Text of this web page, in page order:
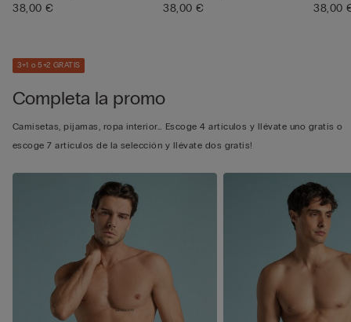
38,00 €
38,00 €
38,00
3+1 o 5+2 GRATIS
Completa la promo
Camisetas, pijamas, ropa interior… Escoge 4 artículos y llévate uno gratis o
escoge 7 artículos de la selección y llévate dos gratis!